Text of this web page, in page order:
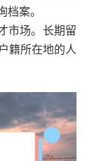
档案。
市场。长期留
籍所在地的人